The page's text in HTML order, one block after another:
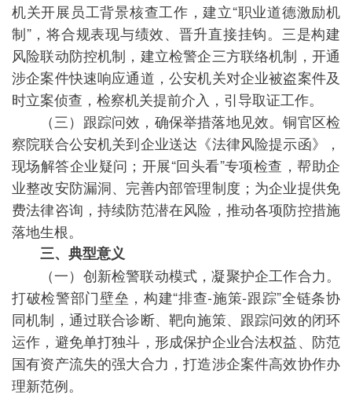
机关开展员工背景核查工作，建立“职业道德激励机
制”，将合规表现与绩效、晋升直接挂钩。三是构建
风险联动防控机制，建立检警企三方联络机制，开通
涉企案件快速响应通道，公安机关对企业被盗案件及
时立案侦查，检察机关提前介入，引导取证工作。
（三）跟踪问效，确保举措落地见效。铜官区检
察院联合公安机关到企业送达《法律风险提示函》，
现场解答企业疑问；开展“回头看”专项检查，帮助企
业整改安防漏洞、完善内部管理制度；为企业提供免
费法律咨询，持续防范潜在风险，推动各项防控措施
落地生根。
三、典型意义
（一）创新检警联动模式，凝聚护企工作合力。
打破检警部门壁垒，构建“排查-施策-跟踪”全链条协
同机制，通过联合诊断、靶向施策、跟踪问效的闭环
运作，避免单打独斗，形成保护企业合法权益、防范
国有资产流失的强大合力，打造涉企案件高效协作办
理新范例。